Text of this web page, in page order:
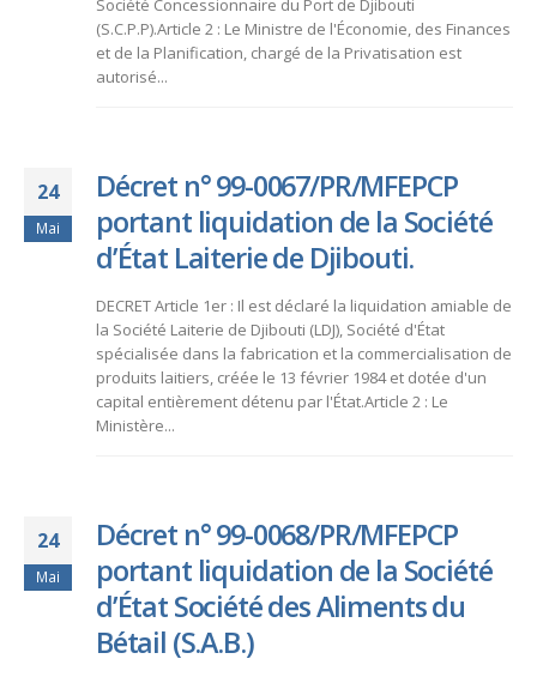
Société Concessionnaire du Port de Djibouti
(S.C.P.P).Article 2 : Le Ministre de l'Économie, des Finances
et de la Planification, chargé de la Privatisation est
autorisé...
24
Mai
Décret n° 99-0067/PR/MFEPCP
portant liquidation de la Société
d’État Laiterie de Djibouti.
DECRET Article 1er : Il est déclaré la liquidation amiable de
la Société Laiterie de Djibouti (LDJ), Société d'État
spécialisée dans la fabrication et la commercialisation de
produits laitiers, créée le 13 février 1984 et dotée d'un
capital entièrement détenu par l'État.Article 2 : Le
Ministère...
24
Mai
Décret n° 99-0068/PR/MFEPCP
portant liquidation de la Société
d’État Société des Aliments du
Bétail (S.A.B.)